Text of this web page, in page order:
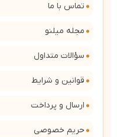
تماس با ما
مجله میلنو
سؤالات متداول
قوانین و شرایط
ارسال و پرداخت
حریم خصوصی